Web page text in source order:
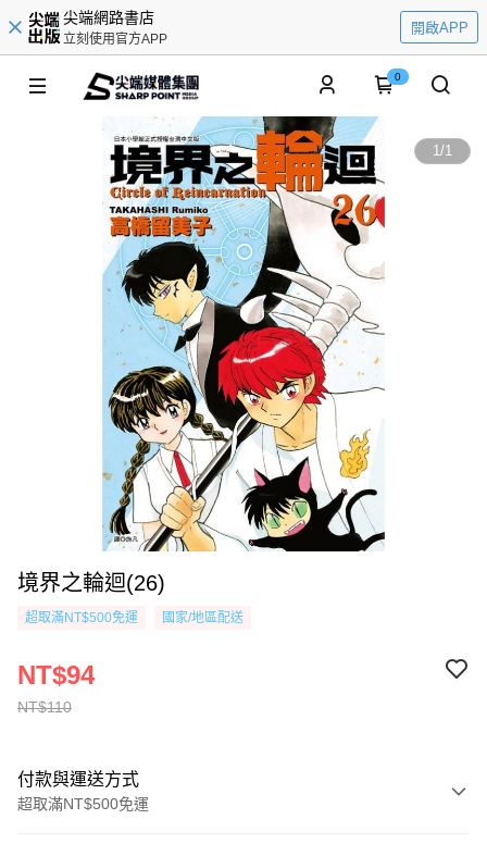
尖端網路書店
立刻使用官方APP
開啟APP
0
1/1
境界之輪迴(26)
超取滿NT$500免運 國家/地區配送
NT$110
NT$94
付款與運送方式
超取滿NT$500免運